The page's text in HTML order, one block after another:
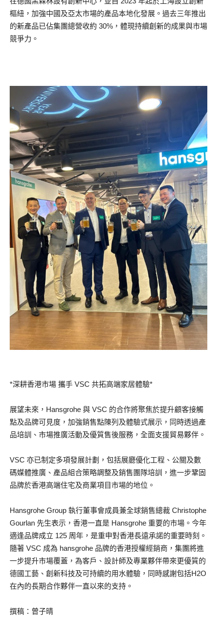
樞紐，加強中國及亞太市場的產品本地化發展。過去三年推出
的新產品已佔集團總營收約 30%，體現持續創新的成果與市場
競爭力。
*深耕香港市場 攜手 VSC 共拓高端家居體驗*
展望未來，Hansgrohe 與 VSC 的合作將聚焦於提升顧客接觸
點及品牌可見度，加強銷售點陳列及體驗式展示，同時透過產
品培訓、市場推廣活動及優質售後服務，全面支援貿易夥伴。
VSC 亦已制定多項發展計劃，包括展廳優化工程、公關及數
碼媒體推廣、產品組合策略調整及銷售團隊培訓，進一步鞏固
品牌於香港高端住宅及商業項目市場的地位。
Hansgrohe Group 執行董事會成員兼全球銷售總裁 Christophe
Gourlan 先生表示，香港一直是 Hansgrohe 重要的市場。今年
適逢品牌成立 125 周年，是重申對香港長遠承諾的重要時刻。
隨著 VSC 成為 hansgrohe 品牌的香港授權經銷商，集團將進
一步提升市場覆蓋，為客戶、設計師及專業夥伴帶來更優質的
德國工藝、創新科技及可持續的用水體驗，同時感謝包括H2O
在內的長期合作夥伴一直以來的支持。
撰稿：曾子晴